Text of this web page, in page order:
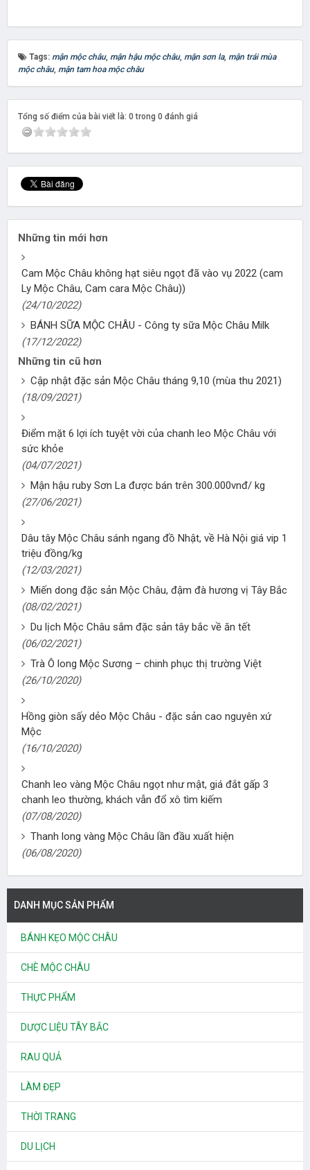
Tags: mận mộc châu, mận hậu mộc châu, mận sơn la, mận trái mùa
mộc châu, mận tam hoa mộc châu
Tổng số điểm của bài viết là: 0 trong 0 đánh giá
Những tin mới hơn
Cam Mộc Châu không hạt siêu ngọt đã vào vụ 2022 (cam
Ly Mộc Châu, Cam cara Mộc Châu))
(24/10/2022)
BÁNH SỮA MỘC CHÂU - Công ty sữa Mộc Châu Milk
(17/12/2022)
Những tin cũ hơn
Cập nhật đặc sản Mộc Châu tháng 9,10 (mùa thu 2021)
(18/09/2021)
Điểm mặt 6 lợi ích tuyệt vời của chanh leo Mộc Châu với
sức khỏe
(04/07/2021)
Mận hậu ruby Sơn La được bán trên 300.000vnđ/ kg
(27/06/2021)
Dâu tây Mộc Châu sánh ngang đồ Nhật, về Hà Nội giá vip 1
triệu đồng/kg
(12/03/2021)
Miến dong đặc sản Mộc Châu, đậm đà hương vị Tây Bắc
(08/02/2021)
Du lịch Mộc Châu sắm đặc sản tây bắc về ăn tết
(06/02/2021)
Trà Ô long Mộc Sương – chinh phục thị trường Việt
(26/10/2020)
Hồng giòn sấy dẻo Mộc Châu - đặc sản cao nguyên xứ
Mộc
(16/10/2020)
Chanh leo vàng Mộc Châu ngọt như mật, giá đắt gấp 3
chanh leo thường, khách vẫn đổ xô tìm kiếm
(07/08/2020)
Thanh long vàng Mộc Châu lần đầu xuất hiện
(06/08/2020)
DANH MỤC SẢN PHẨM
BÁNH KẸO MỘC CHÂU
CHÈ MỘC CHÂU
THỰC PHẨM
DƯỢC LIỆU TÂY BẮC
RAU QUẢ
LÀM ĐẸP
THỜI TRANG
DU LỊCH